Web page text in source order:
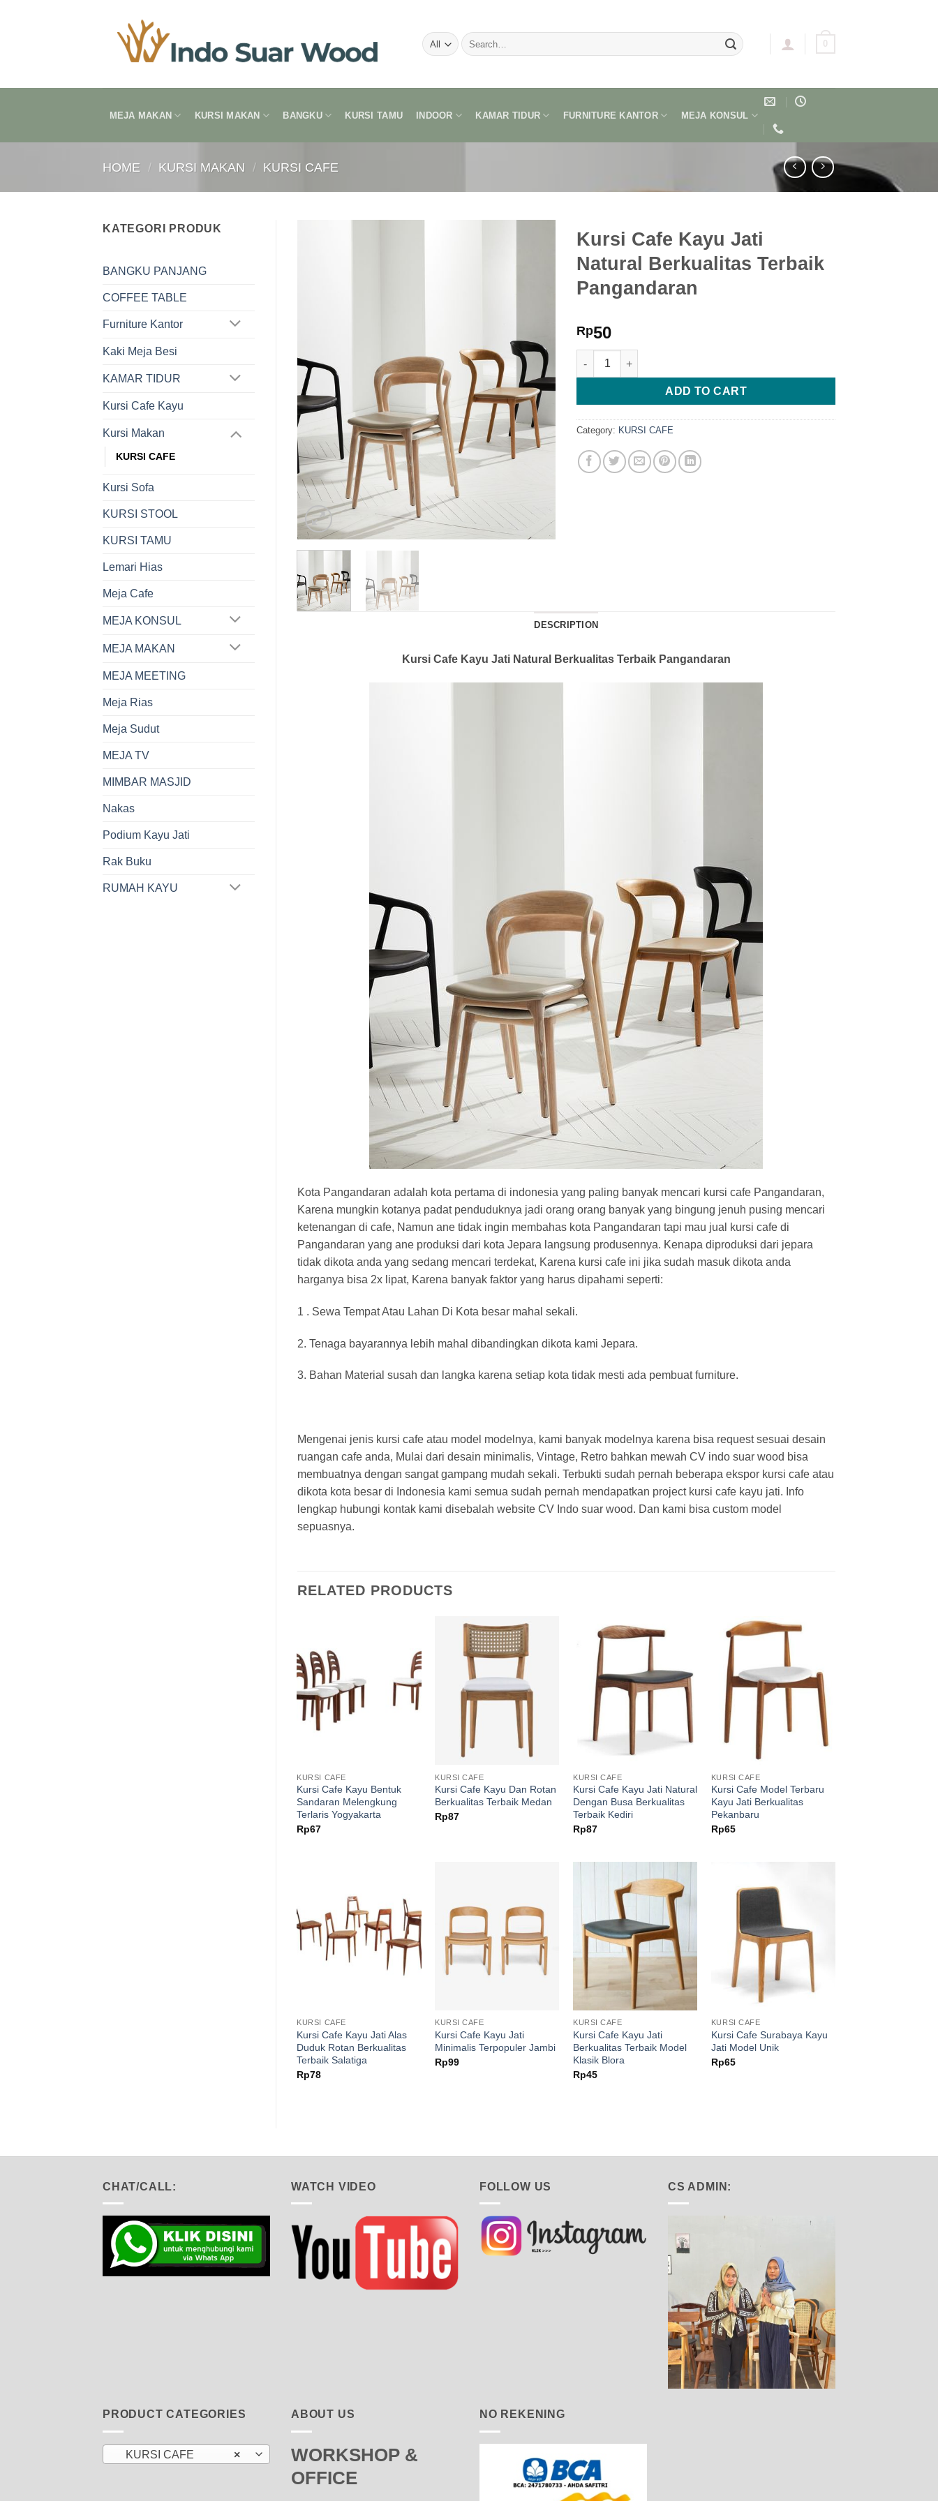
Search
for:
0
MEJA MAKAN KURSI MAKAN BANGKU KURSI TAMU INDOOR KAMAR TIDUR FURNITURE KANTOR MEJA KONSUL
HOME / KURSI MAKAN / KURSI CAFE
KATEGORI PRODUK
BANGKU PANJANG
COFFEE TABLE
Furniture Kantor
Kaki Meja Besi
KAMAR TIDUR
Kursi Cafe Kayu
Kursi Makan
KURSI CAFE
Kursi Sofa
KURSI STOOL
KURSI TAMU
Lemari Hias
Meja Cafe
MEJA KONSUL
MEJA MAKAN
MEJA MEETING
Meja Rias
Meja Sudut
MEJA TV
MIMBAR MASJID
Nakas
Podium Kayu Jati
Rak Buku
RUMAH KAYU
Kursi Cafe Kayu Jati
Natural Berkualitas Terbaik
Pangandaran
Rp50
Kursi Cafe Kayu Jati Natural Berkualitas Terbaik Pangandaran quantity
ADD TO CART
Category: KURSI CAFE
DESCRIPTION
Kursi Cafe Kayu Jati Natural Berkualitas Terbaik Pangandaran
Kota Pangandaran adalah kota pertama di indonesia yang paling banyak mencari kursi cafe Pangandaran,
Karena mungkin kotanya padat penduduknya jadi orang orang banyak yang bingung jenuh pusing mencari
ketenangan di cafe, Namun ane tidak ingin membahas kota Pangandaran tapi mau jual kursi cafe di
Pangandaran yang ane produksi dari kota Jepara langsung produsennya. Kenapa diproduksi dari jepara
tidak dikota anda yang sedang mencari terdekat, Karena kursi cafe ini jika sudah masuk dikota anda
harganya bisa 2x lipat, Karena banyak faktor yang harus dipahami seperti:
1 . Sewa Tempat Atau Lahan Di Kota besar mahal sekali.
2. Tenaga bayarannya lebih mahal dibandingkan dikota kami Jepara.
3. Bahan Material susah dan langka karena setiap kota tidak mesti ada pembuat furniture.
Mengenai jenis kursi cafe atau model modelnya, kami banyak modelnya karena bisa request sesuai desain
ruangan cafe anda, Mulai dari desain minimalis, Vintage, Retro bahkan mewah CV indo suar wood bisa
membuatnya dengan sangat gampang mudah sekali. Terbukti sudah pernah beberapa ekspor kursi cafe atau
dikota kota besar di Indonesia kami semua sudah pernah mendapatkan project kursi cafe kayu jati. Info
lengkap hubungi kontak kami disebalah website CV Indo suar wood. Dan kami bisa custom model
sepuasnya.
RELATED PRODUCTS
KURSI CAFE
Kursi Cafe Kayu Bentuk
Sandaran Melengkung
Terlaris Yogyakarta
Rp67
KURSI CAFE
Kursi Cafe Kayu Dan Rotan
Berkualitas Terbaik Medan
Rp87
KURSI CAFE
Kursi Cafe Kayu Jati Natural
Dengan Busa Berkualitas
Terbaik Kediri
Rp87
KURSI CAFE
Kursi Cafe Model Terbaru
Kayu Jati Berkualitas
Pekanbaru
Rp65
KURSI CAFE
Kursi Cafe Kayu Jati Alas
Duduk Rotan Berkualitas
Terbaik Salatiga
Rp78
KURSI CAFE
Kursi Cafe Kayu Jati
Minimalis Terpopuler Jambi
Rp99
KURSI CAFE
Kursi Cafe Kayu Jati
Berkualitas Terbaik Model
Klasik Blora
Rp45
KURSI CAFE
Kursi Cafe Surabaya Kayu
Jati Model Unik
Rp65
CHAT/CALL: WATCH VIDEO FOLLOW US CS ADMIN:
PRODUCT CATEGORIES
×
KURSI CAFE
ABOUT US
WORKSHOP &
OFFICE
NO REKENING